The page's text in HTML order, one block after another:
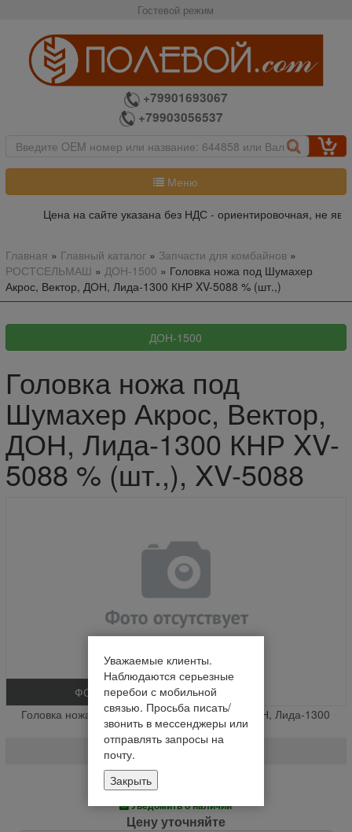
Гостевой режим
+79901693067
+79903056537
Меню
Цена на сайте указана без НДС - ориентировочная, не
Главная » Главный каталог» Запчасти для комбайнов»
РОСТСЕЛЬМАШ » ДОН-1500 » Головка ножа под Шумахер
Акрос, Вектор, ДОН, Лида-1300 КНР XV-5088 % (шт.,)
Головка ножа под
Шумахер Акрос, Вектор,
ДОН, Лида-1300 КНР XV-
5088 % (шт.,), XV-5088
ФОТО
Головка ножа под Шумахер Акрос, Вектор, ДОН, Лида-1300
КНР XV-5088 % (шт.,)
XV-5088
Нет в наличии
Уведомить о наличии
Цену уточняйте
Уважаемые клиенты.
Наблюдаются серьезные
перебои с мобильной
связью. Просьба писать/
звонить в мессенджеры или
отправлять запросы на
почту.
Закрыть